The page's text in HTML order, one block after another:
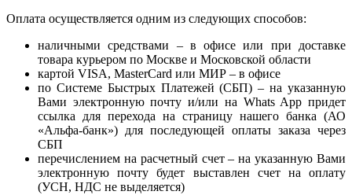
Оплата осуществляется одним из следующих способов:
наличными средствами – в офисе или при доставке
товара курьером по Москве и Московской области
картой VISA, MasterCard или МИР – в офисе
по Системе Быстрых Платежей (СБП) – на указанную
Вами электронную почту и/или на Whats App придет
ссылка для перехода на страницу нашего банка (АО
«Альфа-банк») для последующей оплаты заказа через
СБП
перечислением на расчетный счет – на указанную Вами
электронную почту будет выставлен счет на оплату
(УСН, НДС не выделяется)